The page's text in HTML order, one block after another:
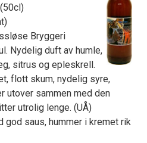
Bryggeri
Nydelig duft av humle,
sitrus og epleskrell.
flott skum, nydelig syre,
utover sammen med den
utrolig lenge. (UÅ)
god saus, hummer i kremet rik